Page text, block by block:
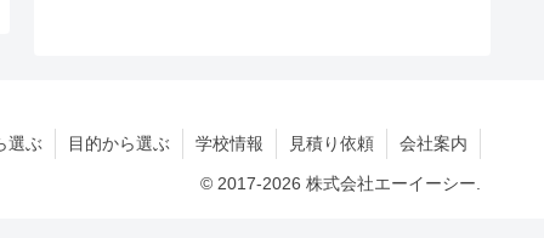
選ぶ 目的から選ぶ 学校情報 見積り依頼 会社案内
© 2017-2026 株式会社エーイーシー.